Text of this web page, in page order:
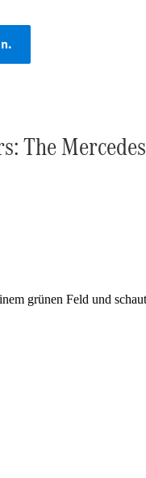
Elektromobilität
Unternehmens
The